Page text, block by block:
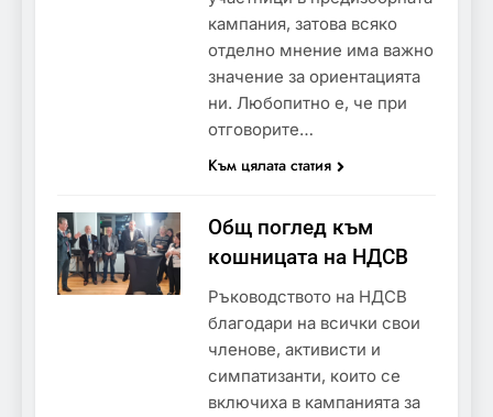
кампания, затова всяко
отделно мнение има важно
значение за ориентацията
ни. Любопитно е, че при
отговорите…
Към цялата статия
Общ поглед към
кошницата на НДСВ
Ръководството на НДСВ
благодари на всички свои
членове, активисти и
симпатизанти, които се
включиха в кампанията за